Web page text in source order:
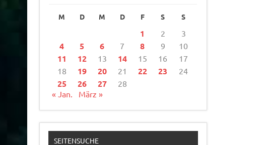
M D M D F S S
1 2 3
4 5 6 7 8 9 10
11 12 13 14 15 16
17
18
19 20 21 22 23 24
25 26 27
28
« Jan.
März »
SEITENSUCHE